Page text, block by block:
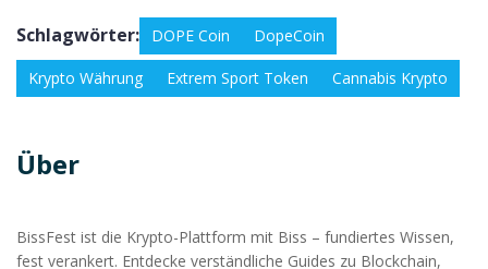
Schlagwörter: DOPE Coin DopeCoin
Krypto Währung Extrem Sport Token Cannabis Krypto
Über
BissFest ist die Krypto-Plattform mit Biss – fundiertes Wissen,
fest verankert. Entdecke verständliche Guides zu Blockchain,